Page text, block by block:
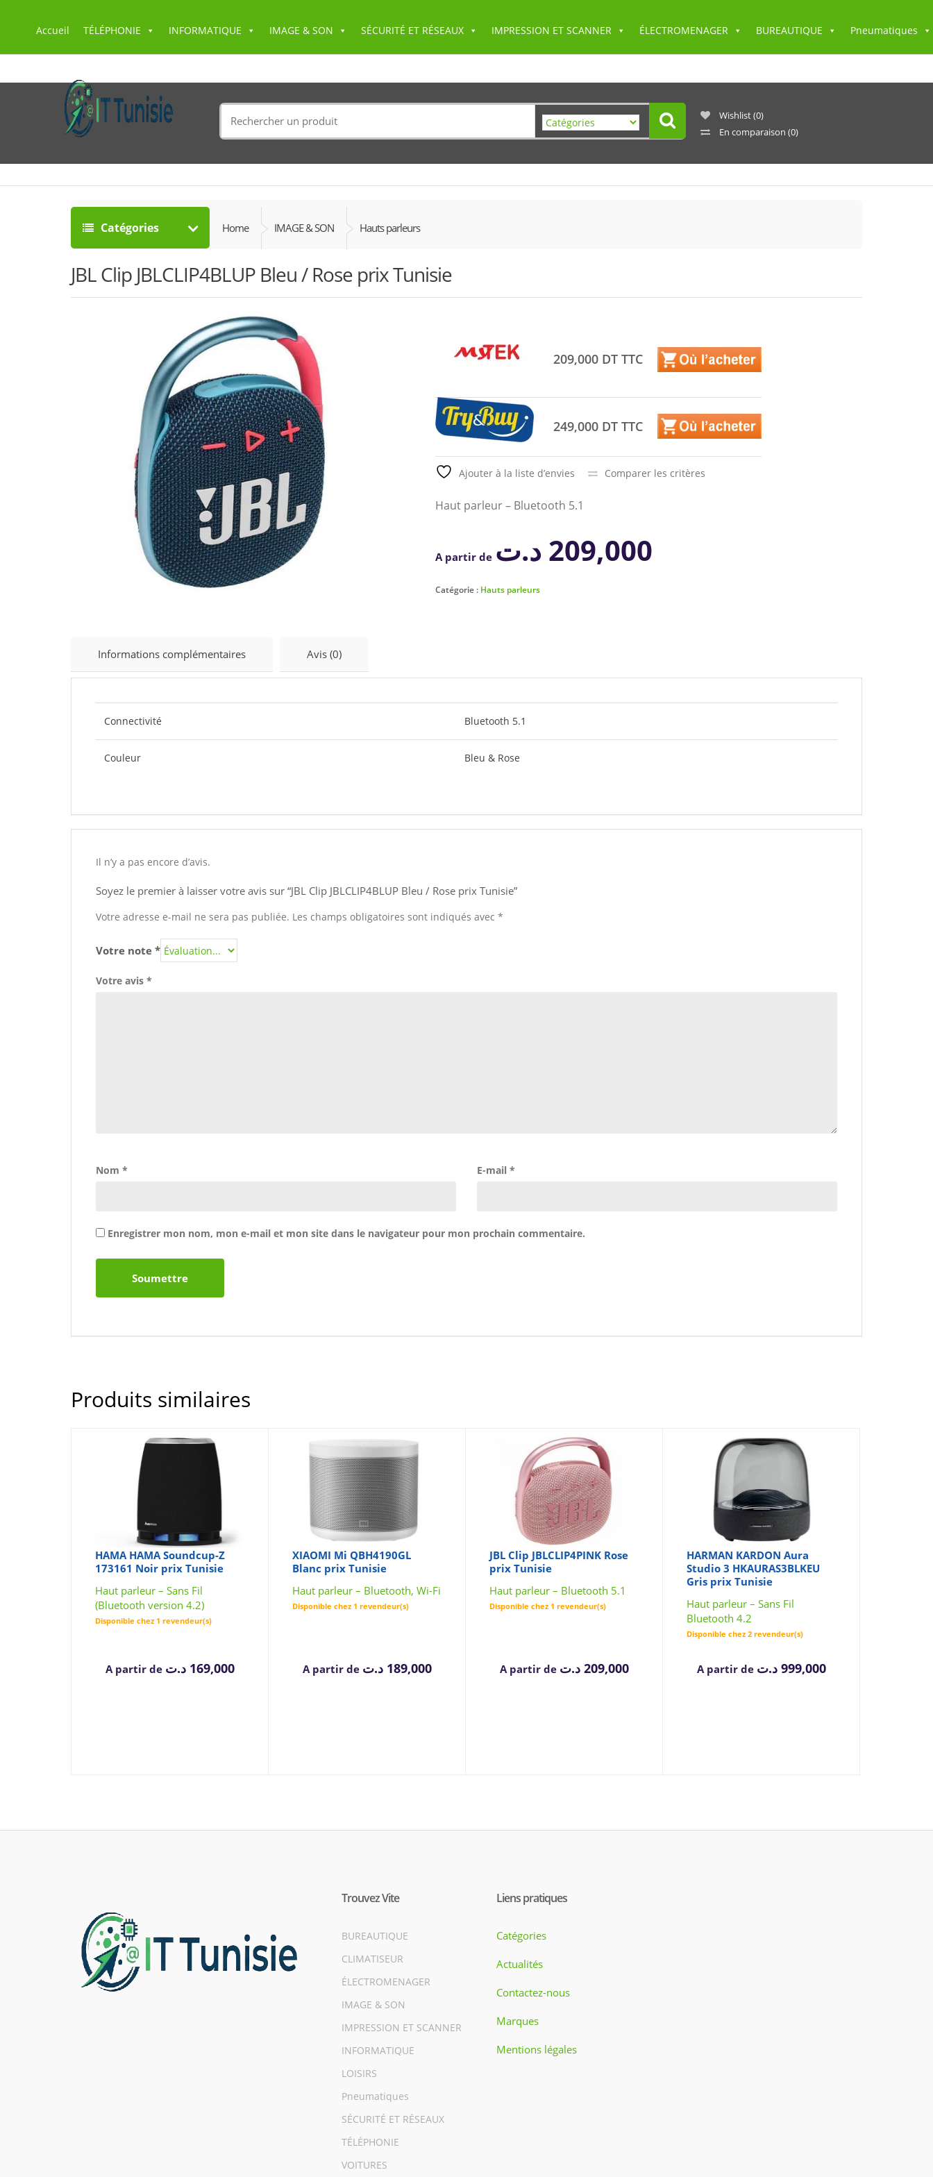
Accueil TÉLÉPHONIE INFORMATIQUE IMAGE & SON SÉCURITÉ ET RÉSEAUX IMPRESSION ET SCANNER ÉLECTROMENAGER BUREAUTIQUE Pneumatiques
for:
Wishlist(0)
En comparaison (0)
Catégories Home IMAGE & SON Hauts parleurs
JBL Clip JBLCLIP4BLUP Bleu / Rose prix Tunisie
209,000 DT TTC
249,000 DT TTC
Ajouter à la liste d’envies Comparer les critères
Haut parleur – Bluetooth 5.1
A partir de 209,000 د.ت
Catégorie : Hauts parleurs
Informations complémentaires Avis (0)
Connectivité Bluetooth 5.1
Couleur Bleu & Rose
Il n’y a pas encore d’avis.
Soyez le premier à laisser votre avis sur “JBL Clip JBLCLIP4BLUP Bleu / Rose prix Tunisie”
Votre adresse e-mail ne sera pas publiée. Les champs obligatoires sont indiqués avec *
Votre note *
Votre avis *
Nom * E-mail *
Enregistrer mon nom, mon e-mail et mon site dans le navigateur pour mon prochain commentaire.
Produits similaires
HAMA HAMA Soundcup-Z
173161 Noir prix Tunisie
Haut parleur – Sans Fil
(Bluetooth version 4.2)
Disponible chez 1 revendeur(s)
A partir de 169,000 د.ت
XIAOMI Mi QBH4190GL
Blanc prix Tunisie
Haut parleur – Bluetooth, Wi-Fi
Disponible chez 1 revendeur(s)
A partir de 189,000 د.ت
JBL Clip JBLCLIP4PINK Rose
prix Tunisie
Haut parleur – Bluetooth 5.1
Disponible chez 1 revendeur(s)
A partir de 209,000 د.ت
HARMAN KARDON Aura
Studio 3 HKAURAS3BLKEU
Gris prix Tunisie
Haut parleur – Sans Fil
Bluetooth 4.2
Disponible chez 2 revendeur(s)
A partir de 999,000 د.ت
Trouvez Vite
BUREAUTIQUE
CLIMATISEUR
ÉLECTROMENAGER
IMAGE & SON
IMPRESSION ET SCANNER
INFORMATIQUE
LOISIRS
Pneumatiques
SÉCURITÉ ET RÉSEAUX
TÉLÉPHONIE
VOITURES
Liens pratiques
Catégories
Actualités
Contactez-nous
Marques
Mentions légales